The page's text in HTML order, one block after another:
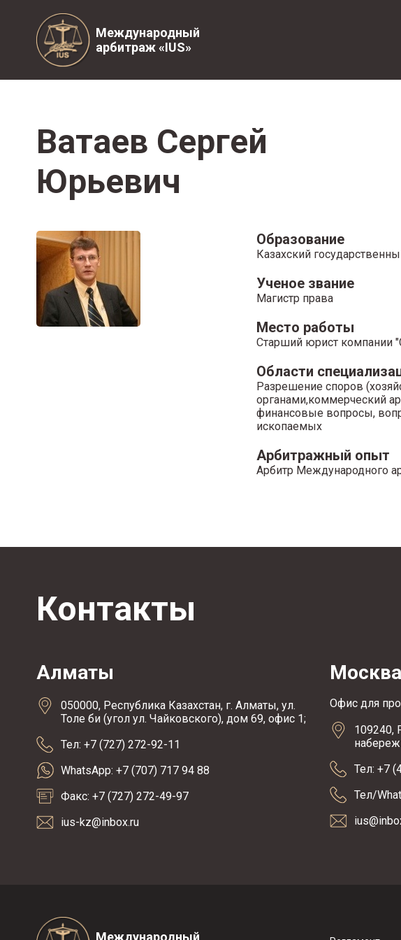
Международный
арбитраж «IUS»
Ватаев Сергей
Юрьевич
Образование
Казахский
Ученое звание
Магистр права
Место работы
Старший юрист компании
Области
Разрешение споров
органами,коммерческий
финансовые вопросы,
ископаемых
Арбитражный опыт
Арбитр Международного
Контакты
Алматы
050000, Республика Казахстан, г. Алматы, ул.
Толе би (угол ул. Чайковского), дом 69, офис 1;
Тел: +7 (727) 272-92-11
WhatsApp: +7 (707) 717 94 88
Факс: +7 (727) 272-49-97
ius-kz@inbox.ru
Москва
Офис для
109240,
Тел: +7
Тел/
Международный